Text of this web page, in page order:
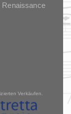
Renaissance
Verkäufen.